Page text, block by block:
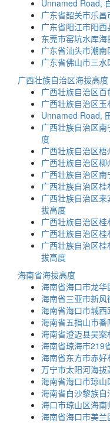
Unnamed Road,
广东省韶关市乐
广东省阳江市阳
东莞市窑坑水库海
广东省汕头市潮
广东省佛山市三
广西壮族自治区海拔高度
广西壮族自治区
广西壮族自治区
Unnamed Road,
广西壮族自治区
度
广西壮族自治区
广西壮族自治区
广西壮族自治区
广西壮族自治区
广西壮族自治区
拔高度
广西壮族自治区
广西壮族自治区
广西壮族自治区
拔高度
海南省海拔高度
海南省海口市龙
海南省三亚市新
海南省海口市城西
海南省五指山市
海南省澄迈县吴案
海南省琼海市219
海南省东方市赤好
万宁市太阳河海拔
海南省海口市琼
海南省白沙黎族
海口市琼山区海
海南省海口市美